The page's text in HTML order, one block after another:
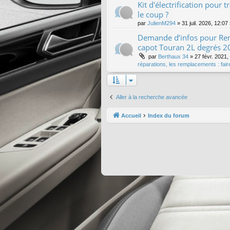
Kit d'électrification pour
le coup ?
par JulienM294 » 31 juil. 2026, 12:07
Demande d’infos pour
capot Touran 2L degrés
par Berthaux 34 » 27 févr. 2021,
réparations, les remplacements :
Aller à la recherche avancée
Accueil Index du forum